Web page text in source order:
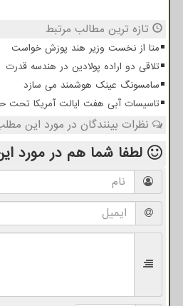
تازه ترین مطالب مرتبط
متا از نخست وزیر هند پوزش خواست
تلاقی دو اراده پولادین در هندسه قدرت
سامسونگ عینک هوشمند می سازد
تاسیسات آبی هفت ایالت آمریکا
نظرات بینندگان در مورد این
لطفا شما هم در مورد